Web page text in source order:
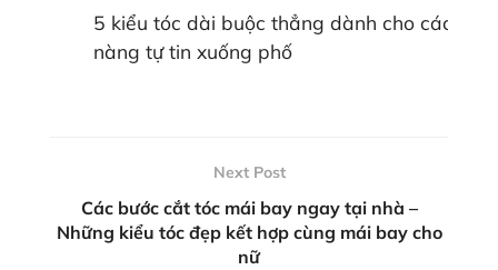
5 kiểu tóc dài buộc thẳng dành cho các
nàng tự tin xuống phố
Next Post
Các bước cắt tóc mái bay ngay tại nhà –
Những kiểu tóc đẹp kết hợp cùng mái bay cho
nữ